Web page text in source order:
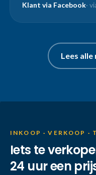
Klant via Facebook·
Lees
INKOOP · VERKOOP ·
Iets te
24 uur een